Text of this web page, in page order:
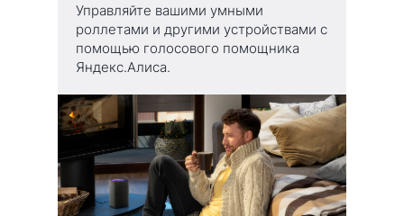
Управляйте вашими умными
роллетами и другими устройствами с
помощью голосового помощника
Яндекс.Алиса.